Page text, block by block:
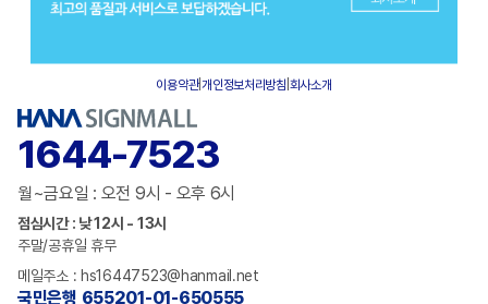
이용약관|개인정보처리방침 회사소개
1644-7523
월~금요일 : 오전 9시 - 오후 6시
점심시간 : 낮 12시 - 13시
주말/공휴일 휴무
메일주소 : hs16447523@hanmail.net
국민은행 655201-01-650555